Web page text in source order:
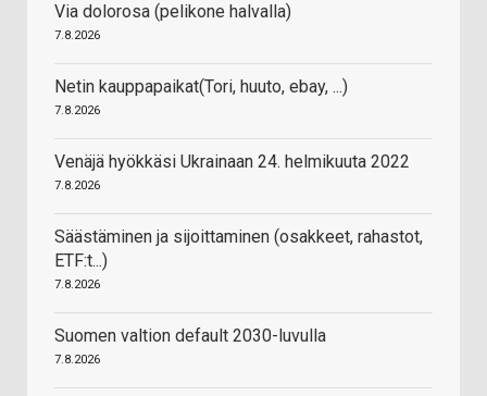
Via dolorosa (pelikone halvalla)
7.8.2026
Netin kauppapaikat(Tori, huuto, ebay, ...)
7.8.2026
Venäjä hyökkäsi Ukrainaan 24. helmikuuta 2022
7.8.2026
Säästäminen ja sijoittaminen (osakkeet, rahastot,
ETF:t...)
7.8.2026
Suomen valtion default 2030-luvulla
7.8.2026